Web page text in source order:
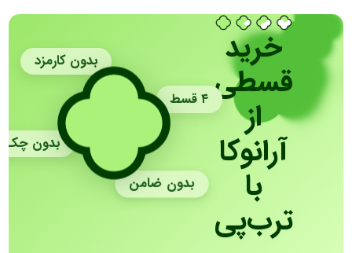
خرید
قسطی
از
آرانوکا
با
ترب‌پی
بدون کارمزد
۴ قسط
بدون چک
بدون ضامن